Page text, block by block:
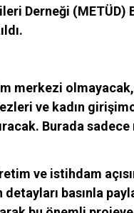
Derneği (METÜD)
merkezi olmayacak,
ve kadın
Burada
ve istihdam
basınla